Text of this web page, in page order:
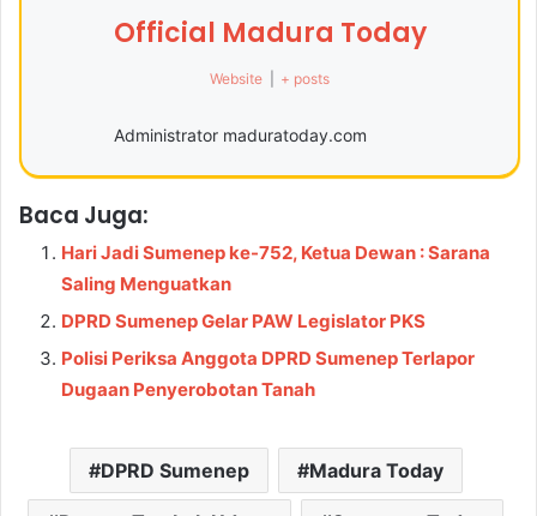
Official Madura Today
Website + posts
Administrator maduratoday.com
Baca Juga:
Hari Jadi Sumenep ke-752, Ketua Dewan : Sarana
Saling Menguatkan
DPRD Sumenep Gelar PAW Legislator PKS
Polisi Periksa Anggota DPRD Sumenep Terlapor
Dugaan Penyerobotan Tanah
DPRD Sumenep Madura Today